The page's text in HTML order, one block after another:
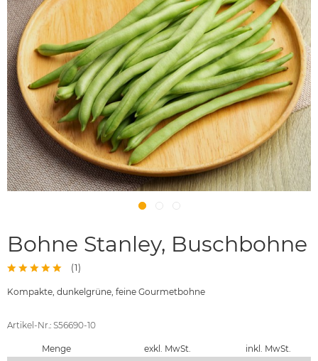
Bohne Stanley, Buschbohne
(1)
Kompakte, dunkelgrüne, feine Gourmetbohne
Artikel-Nr.: S56690-10
Menge exkl. MwSt. inkl. MwSt.